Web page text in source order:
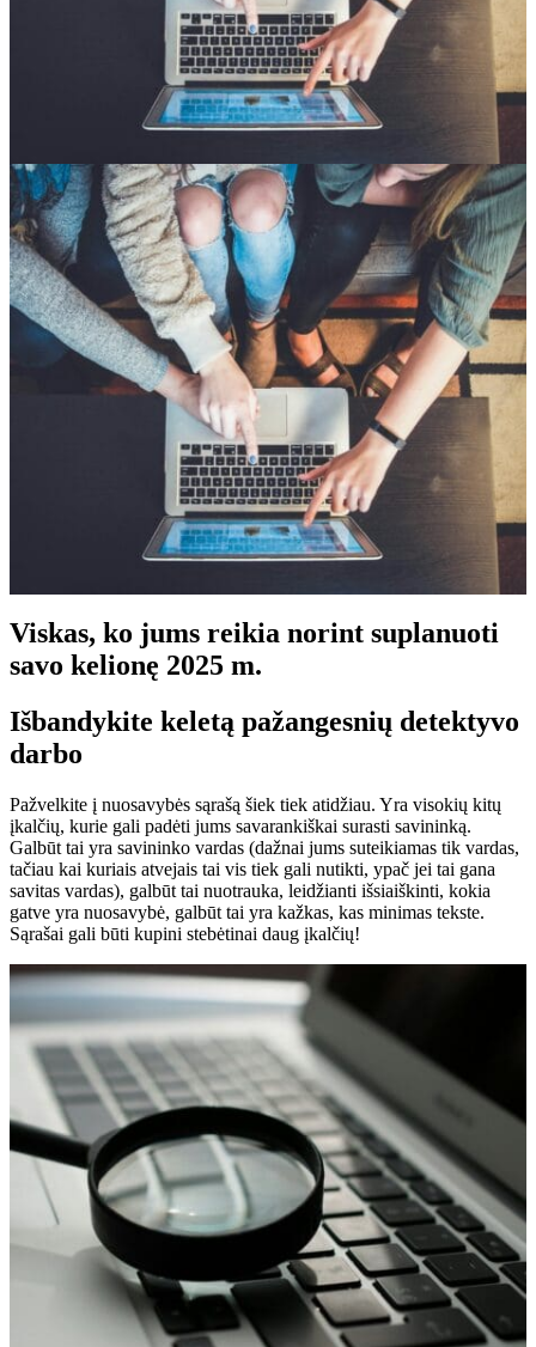
Viskas, ko jums reikia norint suplanuoti
savo kelionę 2025 m.
Išbandykite keletą pažangesnių detektyvo
darbo
Pažvelkite į nuosavybės sąrašą šiek tiek atidžiau. Yra visokių kitų
įkalčių, kurie gali padėti jums savarankiškai surasti savininką.
Galbūt tai yra savininko vardas (dažnai jums suteikiamas tik vardas,
tačiau kai kuriais atvejais tai vis tiek gali nutikti, ypač jei tai gana
savitas vardas), galbūt tai nuotrauka, leidžianti išsiaiškinti, kokia
gatve yra nuosavybė, galbūt tai yra kažkas, kas minimas tekste.
Sąrašai gali būti kupini stebėtinai daug įkalčių!